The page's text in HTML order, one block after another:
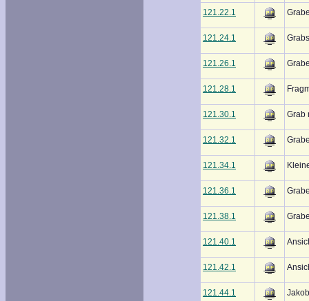
121.22.1
121.24.1
121.26.1
121.28.1
121.30.1 Grab
121.32.1
121.34.1
121.36.1
121.38.1
121.40.1
121.42.1
121.44.1